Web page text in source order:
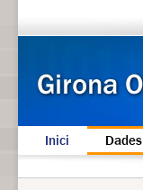
Inici Dades